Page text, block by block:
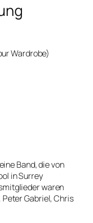
Wardrobe)
Band, die von
in Surrey
waren
Gabriel, Chris